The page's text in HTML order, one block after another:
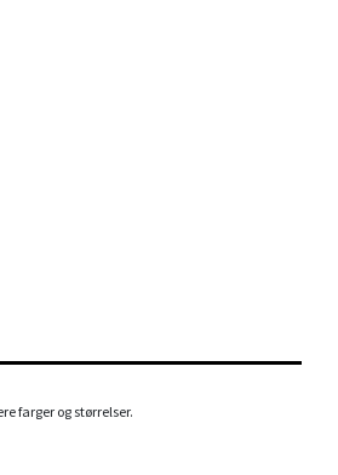
farger og størrelser.